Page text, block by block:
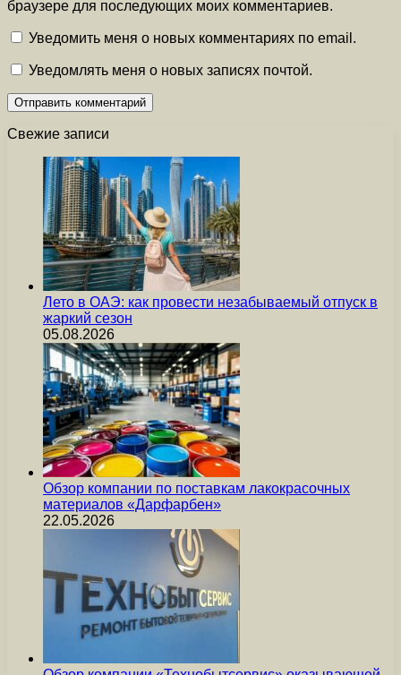
браузере для последующих моих комментариев.
Уведомить меня о новых комментариях по email.
Уведомлять меня о новых записях почтой.
Свежие записи
Лето в ОАЭ: как провести незабываемый отпуск в
жаркий сезон
05.08.2026
Обзор компании по поставкам лакокрасочных
материалов «Дарфарбен»
22.05.2026